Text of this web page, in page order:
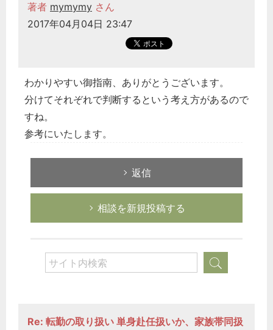
著者 mymymy さん
2017年04月04日 23:47
わかりやすい御指南、ありがとうございます。
分けてそれぞれで判断するという考え方があるので
すね。
参考にいたします。
返信
相談を新規投稿する
Re: 転勤の取り扱い 単身赴任扱いか、家族帯同扱